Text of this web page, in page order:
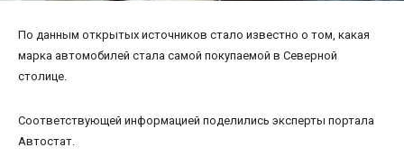
По данным открытых источников стало известно о том, какая
марка автомобилей стала самой покупаемой в Северной
столице.
Соответствующей информацией поделились эксперты портала
Автостат.